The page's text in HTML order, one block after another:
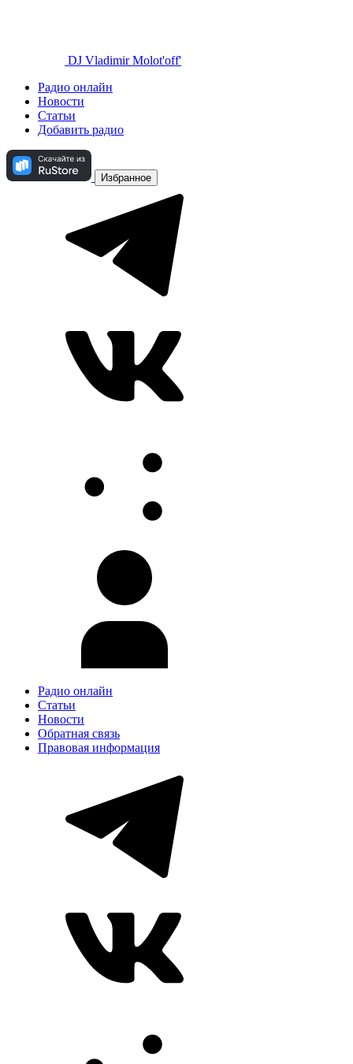
DJ Vladimir Molot'off'
Радио онлайн
Новости
Статьи
Добавить радио
Избранное
Радио онлайн
Статьи
Новости
Обратная связь
Правовая информация